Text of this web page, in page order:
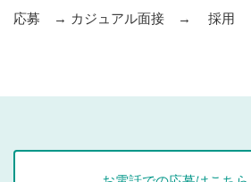
応募 → カジュアル面接 → 採用